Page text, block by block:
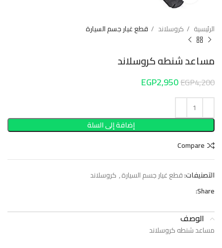
الرئيسية كروسلاند قطع غيار جسم السيارة
مساعد شنطه كروسلاند
EGP4,200
EGP2,950
إضافة إلى السلة
Compare
التصنيفات:قطع غيار جسم السيارة, كروسلاند
Share:
الوصف
مساعد شنطه كروسلاند